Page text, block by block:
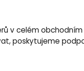
v celém
poskytujeme